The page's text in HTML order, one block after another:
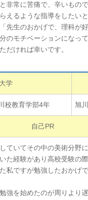
非常に苦痛で、辛いもの
えるような指導をしたいと
先生のおかげで、理科が
のモチベーションになって
だければ幸いです。
大学
校教育学部4年 旭
自己PR
ていてその中の美術分野
た経験があり高校受験の
私ですが勉強したおかげ
強を始めたのが周りより